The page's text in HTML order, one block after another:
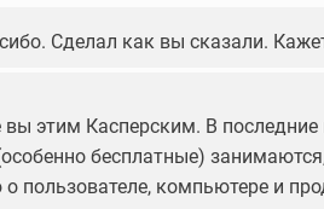
Сделал как вы сказали.
вы этим Касперским. В последние
бесплатные)
пользователе, компьютере и